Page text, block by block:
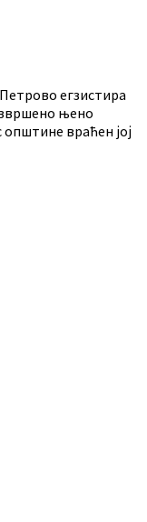
егзистира
њено
враћен јој